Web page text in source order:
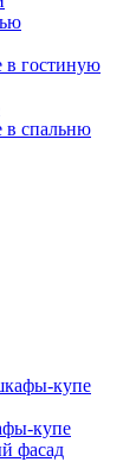
гостиную
спальню
купе
купе
фасад